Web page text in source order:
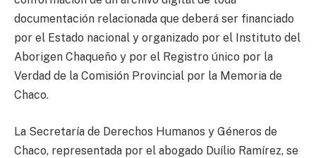
documentación relacionada que deberá ser financiado
por el Estado nacional y organizado por el Instituto del
Aborigen Chaqueño y por el Registro único por la
Verdad de la Comisión Provincial por la Memoria de
Chaco.
La Secretaría de Derechos Humanos y Géneros de
Chaco, representada por el abogado Duílio Ramírez, se